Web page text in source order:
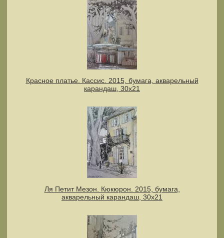
Красное платье. Кассис. 2015, бумага, акварельный
карандаш, 30х21
Ля Петит Мезон. Кюкюрон. 2015, бумага,
акварельный карандаш, 30х21